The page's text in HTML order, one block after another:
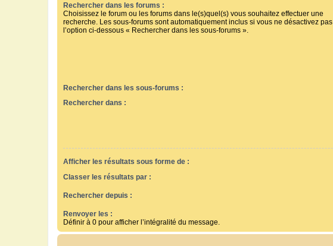
Rechercher dans les forums :
Choisissez le forum ou les forums dans le(s)quel(s) vous souhaitez effectuer une
recherche. Les sous-forums sont automatiquement inclus si vous ne désactivez pas
l’option ci-dessous « Rechercher dans les sous-forums ».
Rechercher dans les sous-forums :
Rechercher dans :
Afficher les résultats sous forme de :
Classer les résultats par :
Rechercher depuis :
Renvoyer les :
Définir à 0 pour afficher l’intégralité du message.